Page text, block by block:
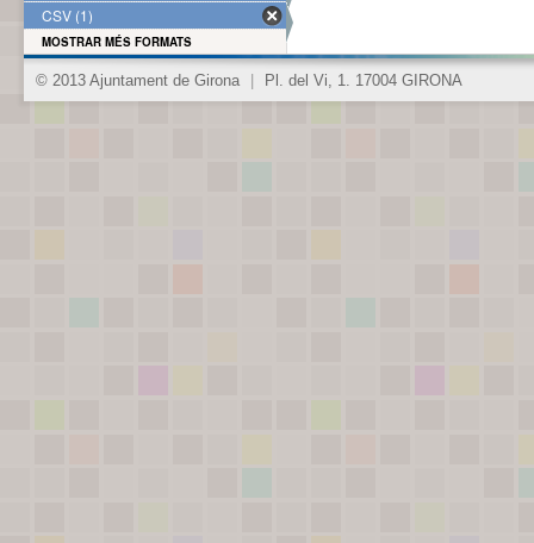
CSV (1)
MOSTRAR MÉS FORMATS
© 2013 Ajuntament de Girona Pl. del Vi, 1. 17004 GIRONA